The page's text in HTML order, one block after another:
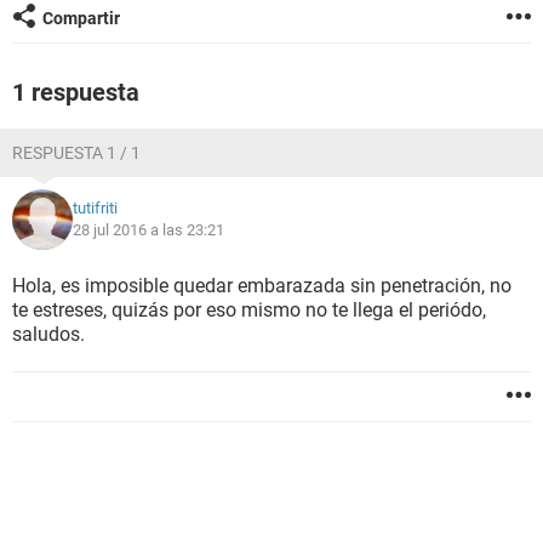
Compartir
1 respuesta
RESPUESTA 1 / 1
tutifriti
28 jul 2016 a las 23:21
Hola, es imposible quedar embarazada sin penetración, no
te estreses, quizás por eso mismo no te llega el periódo,
saludos.